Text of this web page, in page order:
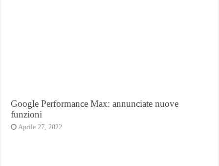
Google Performance Max: annunciate nuove
funzioni
Aprile 27, 2022